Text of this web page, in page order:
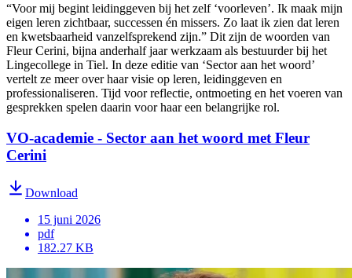
“Voor mij begint leidinggeven bij het zelf ‘voorleven’. Ik maak mijn
eigen leren zichtbaar, successen én missers. Zo laat ik zien dat leren
en kwetsbaarheid vanzelfsprekend zijn.” Dit zijn de woorden van
Fleur Cerini, bijna anderhalf jaar werkzaam als bestuurder bij het
Lingecollege in Tiel. In deze editie van ‘Sector aan het woord’
vertelt ze meer over haar visie op leren, leidinggeven en
professionaliseren. Tijd voor reflectie, ontmoeting en het voeren van
gesprekken spelen daarin voor haar een belangrijke rol.
VO-academie - Sector aan het woord met Fleur
Cerini
Download
15 juni 2026
pdf
182.27 KB